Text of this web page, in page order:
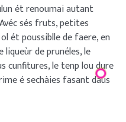
ét renoumai autant
sés fruts, petites
ét poussiblle de faere, en
de prunéles, le
cunfitures, le tenp lou dure
é sechàies fasant daus